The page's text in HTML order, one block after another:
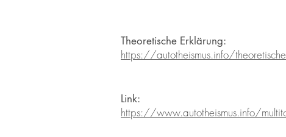
Theoretische Erklärung:
https://autotheismus.info/
Link:
https://www.autotheismus.info/